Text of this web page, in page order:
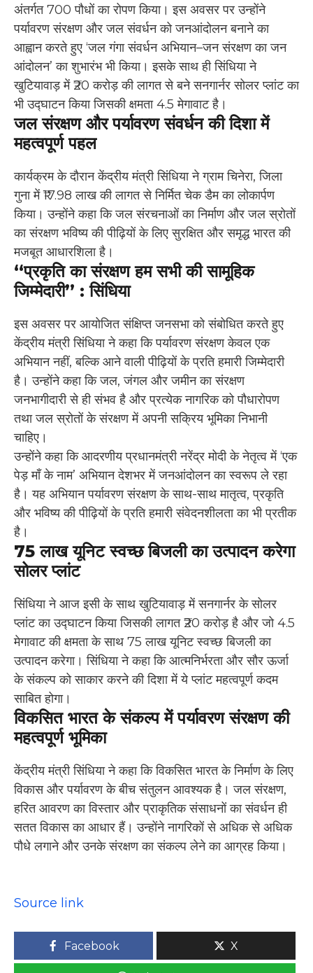
अंतर्गत 700 पौधों का रोपण किया। इस अवसर पर उन्होंने
पर्यावरण संरक्षण और जल संवर्धन को जनआंदोलन बनाने का
आह्वान करते हुए ‘जल गंगा संवर्धन अभियान–जन संरक्षण का जन
आंदोलन’ का शुभारंभ भी किया। इसके साथ ही सिंधिया ने
खुटियावाड़ में ₹20 करोड़ की लागत से बने सनगार्नर सोलर प्लांट का
भी उद्घाटन किया जिसकी क्षमता 4.5 मेगावाट है।
जल संरक्षण और पर्यावरण संवर्धन की दिशा में
महत्वपूर्ण पहल
कार्यक्रम के दौरान केंद्रीय मंत्री सिंधिया ने ग्राम चिनेरा, जिला
गुना में ₹17.98 लाख की लागत से निर्मित चेक डैम का लोकार्पण
किया। उन्होंने कहा कि जल संरचनाओं का निर्माण और जल स्रोतों
का संरक्षण भविष्य की पीढ़ियों के लिए सुरक्षित और समृद्ध भारत की
मजबूत आधारशिला है।
“प्रकृति का संरक्षण हम सभी की सामूहिक
जिम्मेदारी” : सिंधिया
इस अवसर पर आयोजित संक्षिप्त जनसभा को संबोधित करते हुए
केंद्रीय मंत्री सिंधिया ने कहा कि पर्यावरण संरक्षण केवल एक
अभियान नहीं, बल्कि आने वाली पीढ़ियों के प्रति हमारी जिम्मेदारी
है। उन्होंने कहा कि जल, जंगल और जमीन का संरक्षण
जनभागीदारी से ही संभव है और प्रत्येक नागरिक को पौधारोपण
तथा जल स्रोतों के संरक्षण में अपनी सक्रिय भूमिका निभानी
चाहिए।
उन्होंने कहा कि आदरणीय प्रधानमंत्री नरेंद्र मोदी के नेतृत्व में ‘एक
पेड़ माँ के नाम’ अभियान देशभर में जनआंदोलन का स्वरूप ले रहा
है। यह अभियान पर्यावरण संरक्षण के साथ-साथ मातृत्व, प्रकृति
और भविष्य की पीढ़ियों के प्रति हमारी संवेदनशीलता का भी प्रतीक
है।
75 लाख यूनिट स्वच्छ बिजली का उत्पादन करेगा
सोलर प्लांट
सिंधिया ने आज इसी के साथ खुटियावाड़ में सनगार्नर के सोलर
प्लांट का उद्घाटन किया जिसकी लागत ₹20 करोड़ है और जो 4.5
मेगावाट की क्षमता के साथ 75 लाख यूनिट स्वच्छ बिजली का
उत्पादन करेगा। सिंधिया ने कहा कि आत्मनिर्भरता और सौर ऊर्जा
के संकल्प को साकार करने की दिशा में ये प्लांट महत्वपूर्ण कदम
साबित होगा।
विकसित भारत के संकल्प में पर्यावरण संरक्षण की
महत्वपूर्ण भूमिका
केंद्रीय मंत्री सिंधिया ने कहा कि विकसित भारत के निर्माण के लिए
विकास और पर्यावरण के बीच संतुलन आवश्यक है। जल संरक्षण,
हरित आवरण का विस्तार और प्राकृतिक संसाधनों का संवर्धन ही
सतत विकास का आधार हैं। उन्होंने नागरिकों से अधिक से अधिक
पौधे लगाने और उनके संरक्षण का संकल्प लेने का आग्रह किया।
Source link
Facebook X